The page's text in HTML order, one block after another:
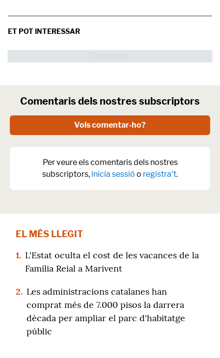
ET POT INTERESSAR
Comentaris dels nostres subscriptors
Vols comentar-ho?
Per veure els comentaris dels nostres
subscriptors, inicia sessió o registra't.
EL MÉS LLEGIT
1. L'Estat oculta el cost de les vacances de la
Família Reial a Marivent
2. Les administracions catalanes han
comprat més de 7.000 pisos la darrera
dècada per ampliar el parc d'habitatge
públic